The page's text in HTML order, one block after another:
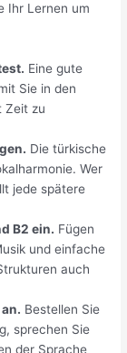
Ihr Lernen um
Eine gute
Sie in den
Zeit zu
Die türkische
Wer
jede spätere
B2 ein. Fügen
und einfache
auch
Bestellen Sie
sprechen Sie
der Sprache